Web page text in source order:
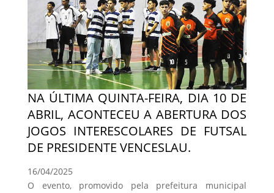
NA ÚLTIMA QUINTA-FEIRA, DIA 10 DE
ABRIL, ACONTECEU A ABERTURA DOS
JOGOS INTERESCOLARES DE FUTSAL
DE PRESIDENTE VENCESLAU.
16/04/2025
O evento, promovido pela prefeitura municipal